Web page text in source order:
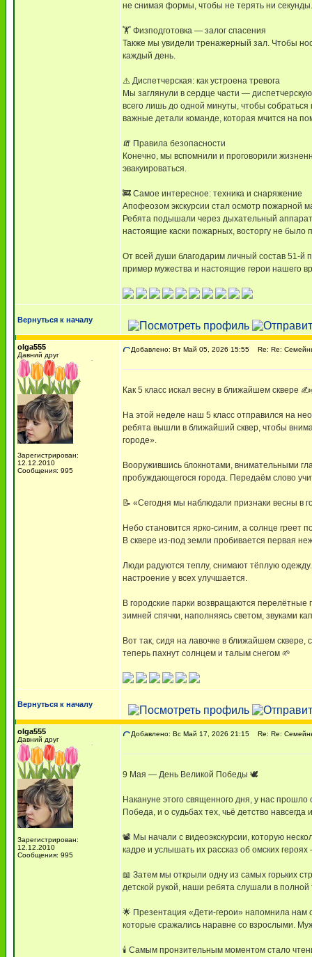
не снимая формы, чтобы не терять ни секунды.
🏋️ Физподготовка — залог спасения
Также мы увидели тренажерный зал. Чтобы
каждый день.
⚠️ Диспетчерская: как устроена тревога
Мы заглянули в сердце части —
всего лишь до одной минуты, чтобы
важные детали команде, которая мчится на
🧯 Правила безопасности
Конечно, мы вспомнили и проговорили
эвакуироваться.
🚒 Самое интересное: техника и снаряжение
Апофеозом экскурсии стал осмотр пожарной
Ребята подышали через дыхательный
настоящие каски пожарных, восторгу не было
От всей души благодарим личный состав 51-
пример мужества и настоящие герои нашего
Вернуться к началу
olga555
Давний друг
Зарегистрирован:
12.12.2010
Сообщения: 995
Добавлено: Вт Май 05, 2026 15:55 Re: Re:
Как 5 класс искал весну в ближайшем сквере
На этой неделе наш 5 класс отправился на
ребята вышли в ближайший сквер, чтобы
городе».
Вооружившись блокнотами, внимательными
пробуждающегося города. Передаём слово
📝 «Сегодня мы наблюдали признаки весны в
Небо становится ярко-синим, а солнце греет
В сквере из-под земли пробивается первая
Люди радуются теплу, снимают тёплую
настроение у всех улучшается.
В городские парки возвращаются
зимней спячки, наполняясь светом, звуками
Вот так, сидя на лавочке в ближайшем
теперь пахнут солнцем и талым снегом 🌱
Вернуться к началу
olga555
Давний друг
Зарегистрирован:
12.12.2010
Сообщения: 995
Добавлено: Вс Май 17, 2026 21:15 Re: Re:
9 Мая — День Великой Победы 🕊
Накануне этого священного дня, у нас
Победа, и о судьбах тех, чьё детство навсегда
📽 Мы начали с видеоэкскурсии, которую
кадре и услышать их рассказ об омских
📖 Затем мы открыли одну из самых горьких
детской рукой, наши ребята слушали в
🌟 Презентация «Дети-герои» напомнила нам
которые сражались наравне со взрослыми.
🕯 Самым пронзительным моментом стало